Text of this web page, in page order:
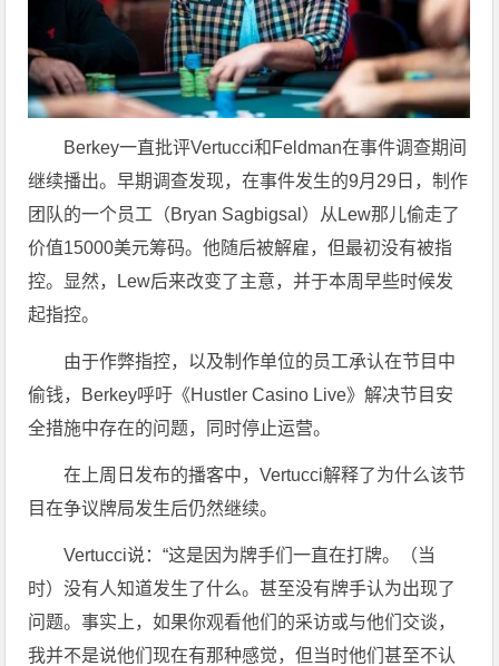
Berkey一直批评Vertucci和Feldman在事件调查期间
继续播出。早期调查发现，在事件发生的9月29日，制作
团队的一个员工（Bryan Sagbigsal）从Lew那儿偷走了
价值15000美元筹码。他随后被解雇，但最初没有被指
控。显然，Lew后来改变了主意，并于本周早些时候发
起指控。
由于作弊指控，以及制作单位的员工承认在节目中
偷钱，Berkey呼吁《Hustler Casino Live》解决节目安
全措施中存在的问题，同时停止运营。
在上周日发布的播客中，Vertucci解释了为什么该节
目在争议牌局发生后仍然继续。
Vertucci说：“这是因为牌手们一直在打牌。（当
时）没有人知道发生了什么。甚至没有牌手认为出现了
问题。事实上，如果你观看他们的采访或与他们交谈，
我并不是说他们现在有那种感觉，但当时他们甚至不认